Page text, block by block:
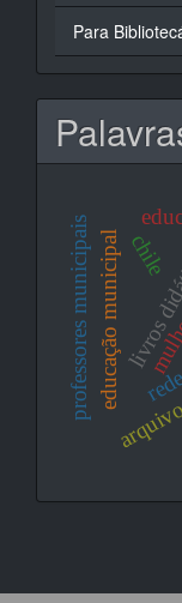
Para
educação municipal
professores municipais chile